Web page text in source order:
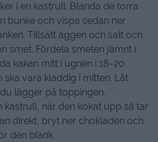
i en kastrull. Blanda de torra
bunke och vispa sedan ner
Tillsätt äggen och salt och
smet. Fördela smeten jämnt i
kakan mitt i ugnen i 18–20
ska vara kladdig i mitten. Låt
lägger på toppingen.
kastrull, när den kokat upp så tar
direkt, bryt ner chokladen och
den blank.